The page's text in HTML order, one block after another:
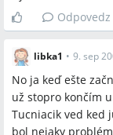
Odpovedz
libka1 • 9. sep
No ja keď ešte
už stopro končím
Tucniacik ved ked
bol nejaky problém